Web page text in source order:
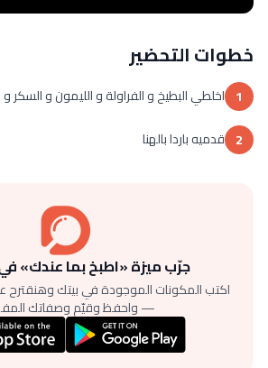
خطوات التحضير
1 اخلطي البطيخ و الفراولة و الليمون و السكر و
2 قدميه باردا بالهنا
جرّب ميزة «اطبخ بما عندك»
اكتب المكونات الموجودة في بيتك وهنقترح
— واحفظ وقيّم وصفاتك